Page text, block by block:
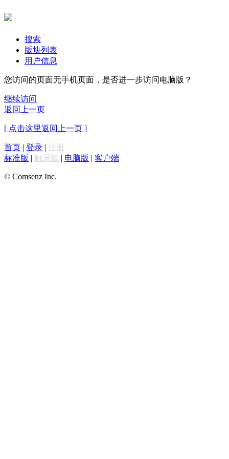
搜索
版块列表
用户信息
您访问的页面无手机页面，是否进一步访问电脑版？
继续访问
返回上一页
[ 点击这里返回上一页 ]
首页 | 登录 | 注册
标准版 | 触屏版 | 电脑版 | 客户端
© Comsenz Inc.